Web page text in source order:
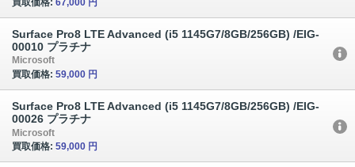
Surface Pro8 LTE Advanced (i5 1145G7/8GB/256GB) /EIG-
00010 プラチナ
Microsoft
買取価格: 59,000 円
Surface Pro8 LTE Advanced (i5 1145G7/8GB/256GB) /EIG-
00026 プラチナ
Microsoft
買取価格: 59,000 円